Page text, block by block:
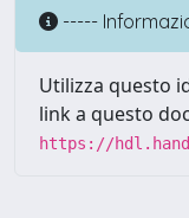
-----
Utilizza questo
link a questo
https://